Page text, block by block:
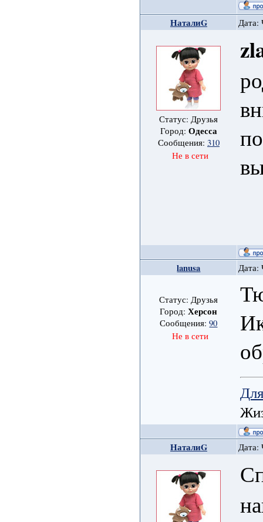
НаталиG Дата:
Статус: Друзья
Город: Одесса
Сообщения: 310
Не в сети
lanusa Дата:
Статус: Друзья
Город:Херсон
Сообщения:90
Не в сети
НаталиG Дата: